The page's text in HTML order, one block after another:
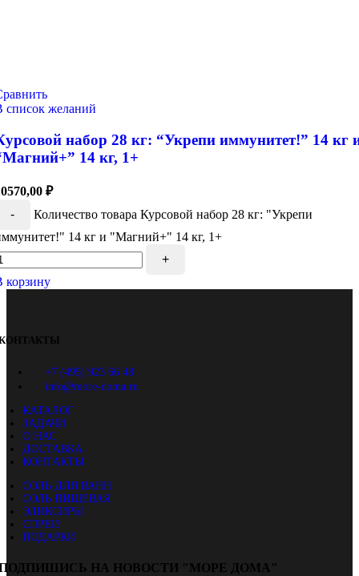
список желаний
набор 28 кг: “Укрепи иммунитет!” 14 кг
14 кг, 1+
₽
-
Количество товара Курсовой набор 28 кг: "Укрепи
14 кг и "Магний+" 14 кг, 1+
+
корзину
+7 (495) 923 66 48
info@more-doma.ru
КАТАЛОГ
ЗАДАЧИ
О НАС
ДОСТАВКА
КОНТАКТЫ
СОЛЬ ДЛЯ ВАНН
СОЛЬ ПИЩЕВАЯ
ЭЛИКСИРЫ
СПРЕИ
ПОДАРКИ
НА НОВОСТИ "МОРЕ ДОМА"